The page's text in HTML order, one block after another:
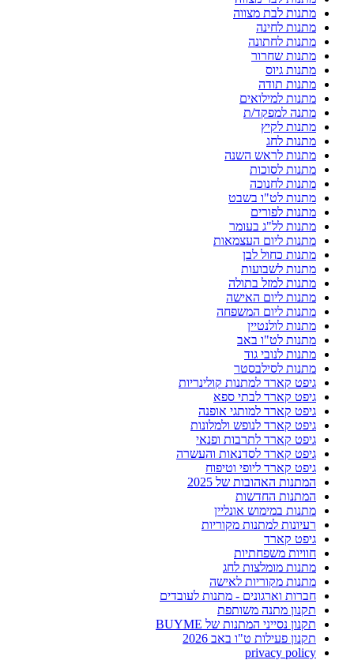
מתנות לבת מצווה
מתנות לחינה
מתנות לחתונה
מתנות שחרור
מתנות גיוס
מתנות תודה
מתנות למילואים
מתנה למפקד/ת
מתנות לקיץ
מתנות לחג
מתנות לראש השנה
מתנות לסוכות
מתנות לחנוכה
מתנות לט"ו בשבט
מתנות לפורים
מתנות לל"ג בעומר
מתנות ליום העצמאות
מתנות כחול לבן
מתנות לשבועות
מתנות למזל בתולה
מתנות ליום האישה
מתנות ליום המשפחה
מתנות לולנטיין
מתנות לט"ו באב
מתנות לנובי גוד
מתנות לסילבסטר
גיפט קארד למתנות קולינריות
גיפט קארד לבתי ספא
גיפט קארד למותגי אופנה
גיפט קארד לנופש ולמלונות
גיפט קארד לתרבות ופנאי
גיפט קארד לסדנאות והעשרה
גיפט קארד ליופי וטיפוח
המתנות האהובות של 2025
המתנות החדשות
מתנות במימוש אונליין
רעיונות למתנות מקוריות
גיפט קארד
חוויות משפחתיות
מתנות מומלצות לחג
מתנות מקוריות לאישה
חברות וארגונים - מתנות לעובדים
תקנון מתנה משותפת
תקנון נסייני המתנות של BUYME
תקנון פעילות ט"ו באב 2026
privacy policy